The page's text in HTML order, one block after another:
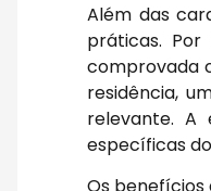
Além das
práticas.
comprovada
residência,
relevante. A
específicas